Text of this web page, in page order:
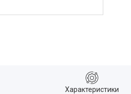
Характеристики